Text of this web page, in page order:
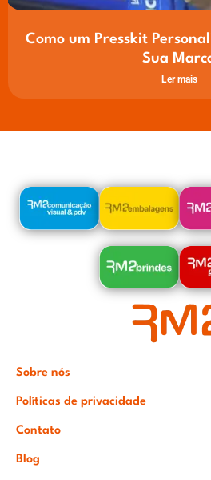
Como um Presskit
Sua
Ler mais
Sobre nós
Políticas de privacidade
Contato
Blog